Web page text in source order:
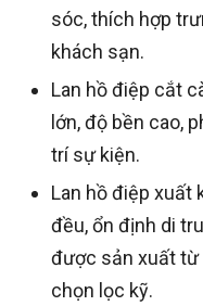
sóc, thích hợp
khách sạn.
Lan hồ điệp cắt
lớn, độ bền cao,
trí sự kiện.
Lan hồ điệp xuất
đều, ổn định di
được sản xuất từ
chọn lọc kỹ.